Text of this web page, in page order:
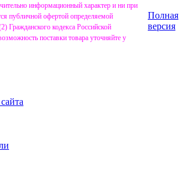
информационный характер и ни при
публичной офертой определяемой
Гражданского кодекса Российской
поставки товара уточняйте у
Полная
версия